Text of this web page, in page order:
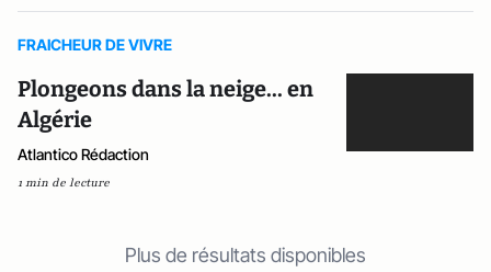
FRAICHEUR DE VIVRE
Plongeons dans la neige... en
Algérie
Atlantico Rédaction
1 min de lecture
Plus de résultats disponibles